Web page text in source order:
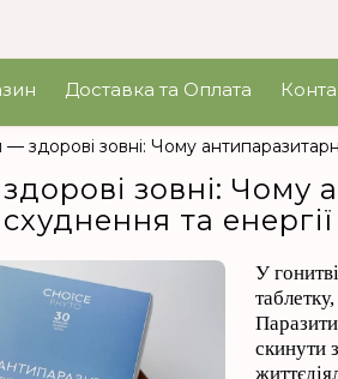
Доставка та Оплата
— здорові зовні: Чому
зовні:
та енергії
У
скинути